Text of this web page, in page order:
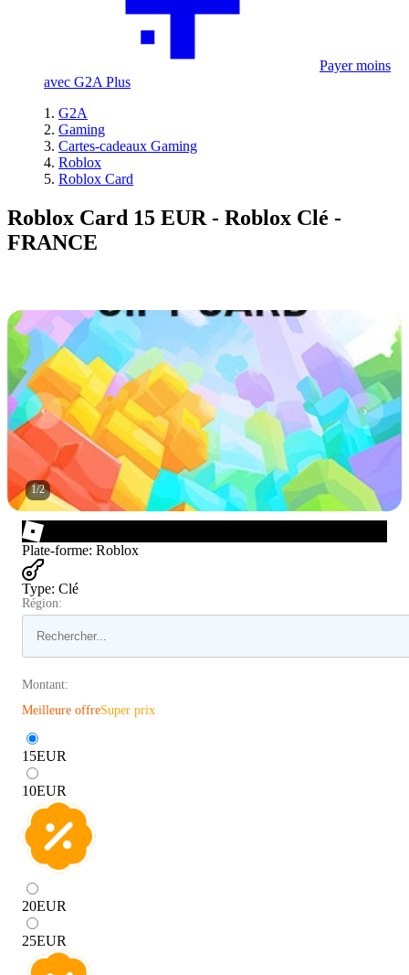
Payer moins
avec G2A Plus
G2A
Gaming
Cartes-cadeaux Gaming
Roblox
Roblox Card
Roblox Card 15 EUR - Roblox Clé -
FRANCE
1/2
Plate-forme: Roblox
Type: Clé
Région:
Montant:
Meilleure offreSuper prix
15EUR
10EUR
20EUR
25EUR